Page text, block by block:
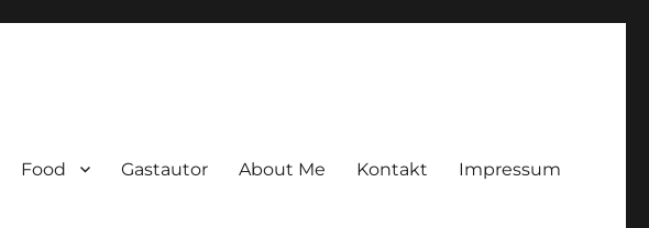
Food Gastautor About Me Kontakt Impressum